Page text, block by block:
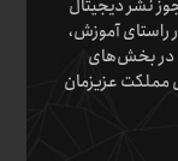
نشر دیجیتال
راستای آموزش،
در بخش‌های
مملکت عزیزمان